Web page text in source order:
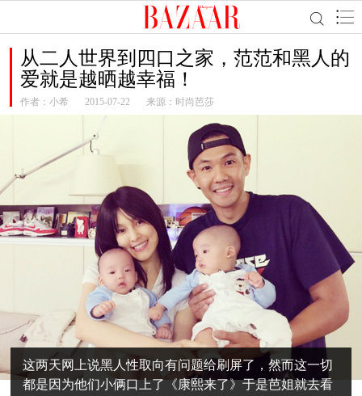
从二人世界到四口之家，范范和黑人的
爱就是越晒越幸福！
作者： 小希 2015-07-22 来源：时尚芭莎
这两天网上说黑人性取向有问题给刷屏了，然而这一切
都是因为他们小俩口上了《康熙来了》于是芭姐就去看